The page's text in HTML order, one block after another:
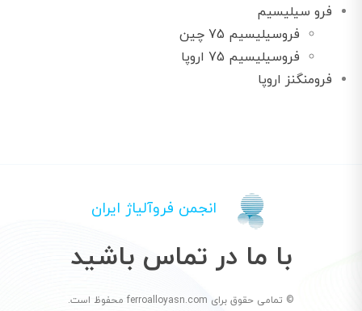
فرو سیلیسیم
فروسیلیسیم 75 چین
فروسیلیسیم 75 اروپا
فرومنگنز اروپا
انجمن فروآلیاژ ایران
با ما در تماس باشید
© تمامی حقوق برای ferroalloyasn.com محفوظ است.